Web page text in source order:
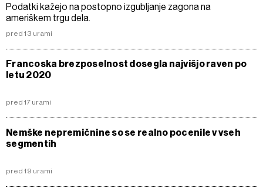
Podatki kažejo na postopno izgubljanje zagona na
ameriškem trgu dela.
pred 13 urami
Francoska brezposelnost dosegla najvišjo raven po
letu 2020
pred 17 urami
Nemške nepremičnine so se realno pocenile v vseh
segmentih
pred 19 urami